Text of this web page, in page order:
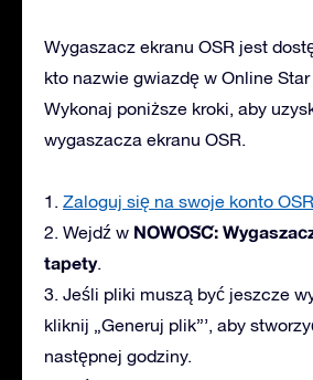
Wygaszacz ekranu OSR jest
kto nazwie gwiazdę w Online
Wykonaj poniższe kroki, aby
wygaszacza ekranu OSR.
1. Zaloguj się na swoje konto OSR.
2. Wejdź w NOWOŚĆ:
tapety.
3. Jeśli pliki muszą być jeszcze
kliknij „Generuj plik”’, aby
następnej godziny.